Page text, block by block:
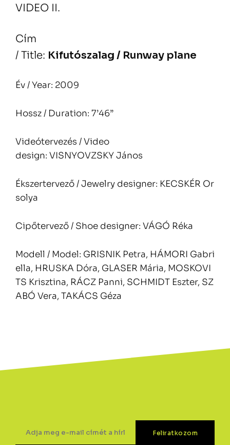
VIDEO II.
Cím
/ Title: Kifutószalag / Runway plane
Év / Year: 2009
Hossz / Duration: 7’46”
Videótervezés / Video
design: VISNYOVZSKY János
Ékszertervező / Jewelry designer: KECSKÉR Or
solya
Cipőtervező / Shoe designer: VÁGÓ Réka
Modell / Model: GRISNIK Petra, HÁMORI Gabri
ella, HRUSKA Dóra, GLASER Mária, MOSKOVI
TS Krisztina, RÁCZ Panni, SCHMIDT Eszter, SZ
ABÓ Vera, TAKÁCS Géza